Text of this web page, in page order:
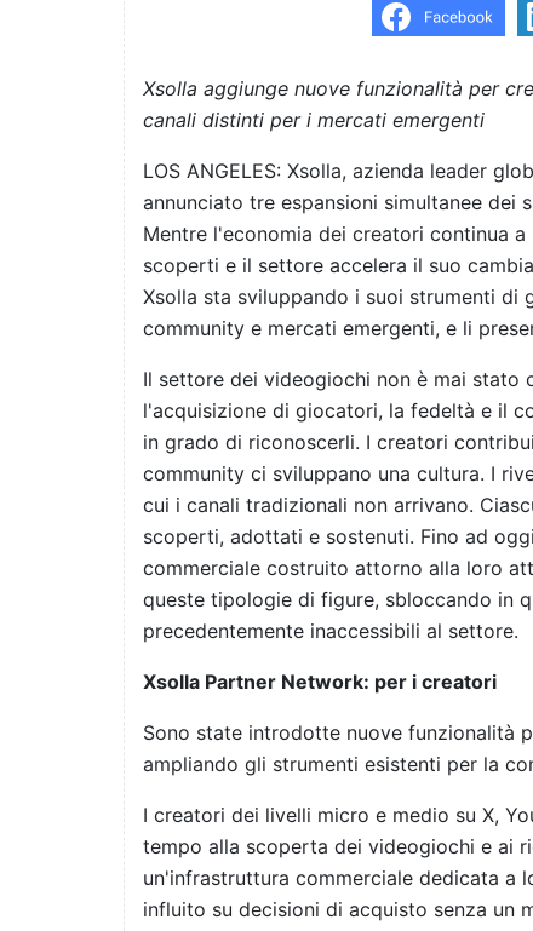
Xsolla aggiunge nuove funzionalità per
canali distinti per i mercati emergenti
LOS ANGELES: Xsolla, azienda leader
annunciato tre espansioni simultanee
Mentre l'economia dei creatori continua
scoperti e il settore accelera il suo
Xsolla sta sviluppando i suoi strumenti di
community e mercati emergenti, e li
Il settore dei videogiochi non è mai stato
l'acquisizione di giocatori, la fedeltà e il
in grado di riconoscerli. I creatori
community ci sviluppano una cultura. I
cui i canali tradizionali non arrivano.
scoperti, adottati e sostenuti. Fino ad
commerciale costruito attorno alla loro
queste tipologie di figure, sbloccando in
precedentemente inaccessibili al settore.
Xsolla Partner Network: per i creatori
Sono state introdotte nuove funzionalità
ampliando gli strumenti esistenti per la
I creatori dei livelli micro e medio su X,
tempo alla scoperta dei videogiochi e ai
un'infrastruttura commerciale dedicata
influito su decisioni di acquisto senza un